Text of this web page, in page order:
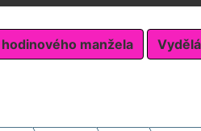
manžela